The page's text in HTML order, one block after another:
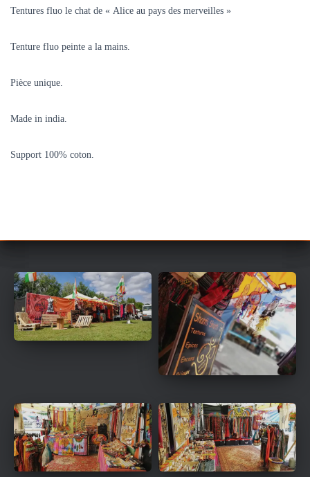
Tentures fluo le chat de « Alice au pays des merveilles »
Tenture fluo peinte a la mains.
Pièce unique.
Made in india.
Support 100% coton.